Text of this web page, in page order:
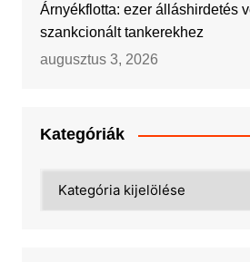
Árnyékflotta: ezer álláshirdetés
szankcionált tankerekhez
augusztus 3, 2026
Kategóriák